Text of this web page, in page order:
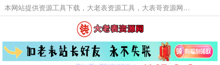
本网站提供资源工具下载，大老表资源工具，大表哥资源网软件工具，大老表资源下载，活动线报福利资源分享,活动线报，大型网游经典游戏，网络热门技术游戏辅助交流与分享。